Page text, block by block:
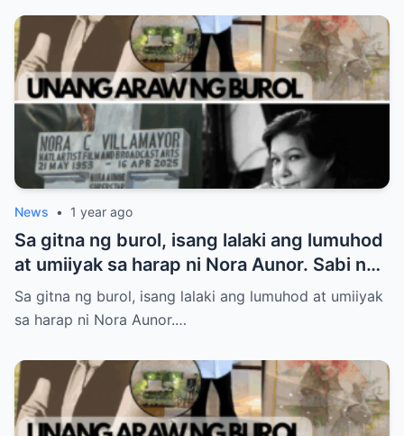
News • 1 year ago
Sa gitna ng burol, isang lalaki ang lumuhod
at umiiyak sa harap ni Nora Aunor. Sabi ng
ilang netizen: “Anak niya ‘yan!” Totoo nga
ba?
Sa gitna ng burol, isang lalaki ang lumuhod at umiiyak
sa harap ni Nora Aunor.…